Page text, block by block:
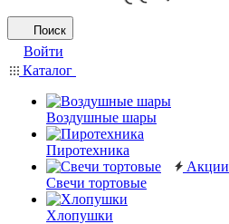
Поиск
Войти
Каталог
Воздушные шары
Пиротехника
Свечи тортовые
Хлопушки
Акции